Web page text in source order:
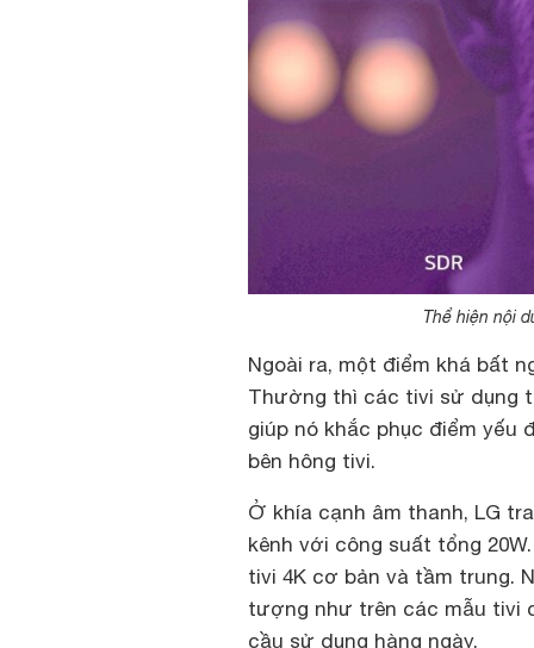
Thể hiện nội
Ngoài ra, một điểm khá bất
Thường thì các tivi sử dụng
giúp nó khắc phục điểm yếu
bên hông tivi.
Ở khía cạnh âm thanh, LG
kênh với công suất tổng
tivi 4K cơ bản và tầm trung.
tượng như trên các mẫu tivi
cầu sử dụng hàng ngày.